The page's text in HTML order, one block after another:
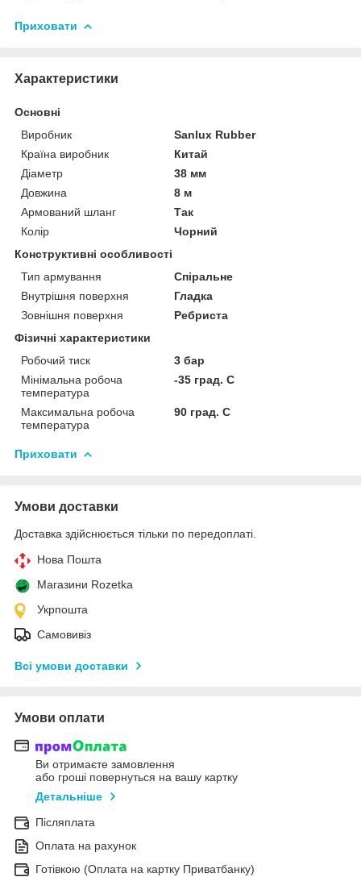
Приховати
Характеристики
Основні
Виробник
Sanlux Rubber
Країна виробник
Китай
Діаметр
38 мм
Довжина
8 м
Армований шланг
Так
Колір
Чорний
Конструктивні особливості
Тип армування
Спіральне
Внутрішня поверхня
Гладка
Зовнішня поверхня
Ребриста
Фізичні характеристики
Робочий тиск
3 бар
Мінімальна робоча
температура
-35 град. C
Максимальна робоча
температура
90 град. C
Приховати
Умови доставки
Доставка здійснюється тільки по передоплаті.
Нова Пошта
Магазини Rozetka
Укрпошта
Самовивіз
Всі умови доставки
Умови оплати
Ви отримаєте замовлення
або гроші повернуться на вашу картку
Детальніше
Післяплата
Оплата на рахунок
Готівкою (Оплата на картку Приватбанку)